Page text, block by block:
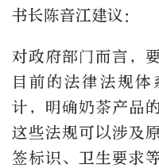
书长陈音江建议：
对政府部门而言，
目前的法律法规
计，明确奶茶产品
这些法规可以涉及
签标识、卫生要求